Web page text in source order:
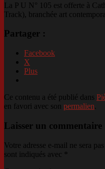
La P U N° 105 est offerte à
Track), branchée art
Partager :
Facebook
X
Plus
Ce contenu a été publié dans
en favori avec son permalien
Laisser un commentaire
Votre adresse e-mail ne sera
sont indiqués avec